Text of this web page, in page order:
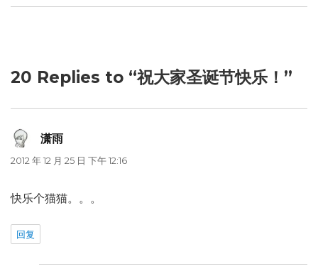
20 Replies to “祝大家圣诞节快乐！”
潇雨
道：
2012 年 12 月 25 日 下午 12:16
快乐个猫猫。。。
回复